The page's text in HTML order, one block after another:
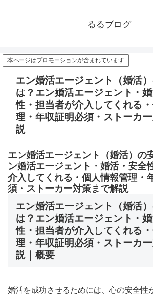
るるブログ
本ページはプロモーションが含まれています
エン婚活エージェント（婚活
は？エン婚活エージェント・
性・担当者が介入してくれる
理・年収証明必須・ストーカ
説
エン婚活エージェント（婚活）の
ン婚活エージェント・婚活・安全
介入してくれる・個人情報管理・
須・ストーカー対策まで解説
エン婚活エージェント（婚活
は？エン婚活エージェント・
性・担当者が介入してくれる
理・年収証明必須・ストーカ
説｜概要
婚活を成功させるためには、心の安全性